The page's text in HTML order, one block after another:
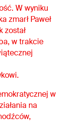
W wyniku
zmarł Paweł
został
w trakcie
w
na